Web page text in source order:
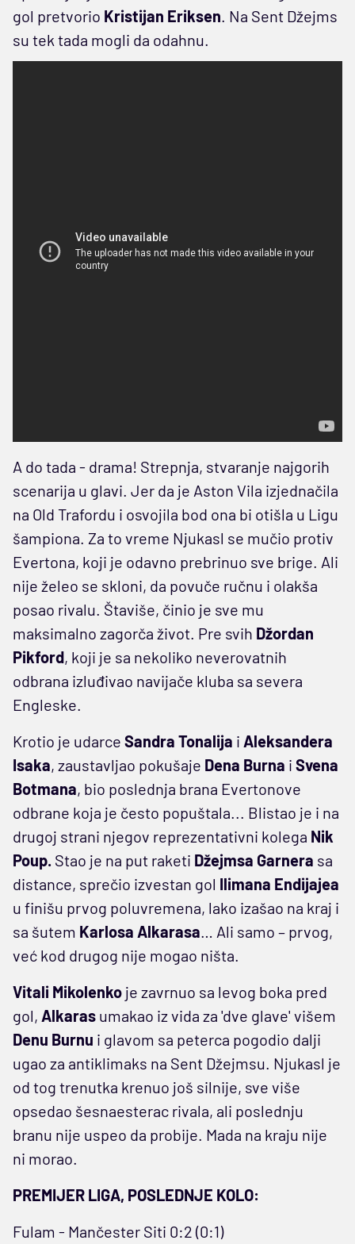
gol pretvorio Kristijan Eriksen. Na Sent Džejms
su tek tada mogli da odahnu.
A do tada - drama! Strepnja, stvaranje najgorih
scenarija u glavi. Jer da je Aston Vila izjednačila
na Old Trafordu i osvojila bod ona bi otišla u Ligu
šampiona. Za to vreme Njukasl se mučio protiv
Evertona, koji je odavno prebrinuo sve brige. Ali
nije želeo se skloni, da povuče ručnu i olakša
posao rivalu. Štaviše, činio je sve mu
maksimalno zagorča život. Pre svih Džordan
Pikford, koji je sa nekoliko neverovatnih
odbrana izluđivao navijače kluba sa severa
Engleske.
Krotio je udarce Sandra Tonalija i Aleksandera
Isaka, zaustavljao pokušaje Dena Burna i Svena
Botmana, bio poslednja brana Evertonove
odbrane koja je često popuštala... Blistao je i na
drugoj strani njegov reprezentativni kolega Nik
Poup. Stao je na put raketi Džejmsa Garnera sa
distance, sprečio izvestan gol Ilimana Endijajea
u finišu prvog poluvremena, lako izašao na kraj i
sa šutem Karlosa Alkarasa… Ali samo – prvog,
već kod drugog nije mogao ništa.
Vitali Mikolenko je zavrnuo sa levog boka pred
gol, Alkaras umakao iz vida za 'dve glave' višem
Denu Burnu i glavom sa peterca pogodio dalji
ugao za antiklimaks na Sent Džejmsu. Njukasl je
od tog trenutka krenuo još silnije, sve više
opsedao šesnaesterac rivala, ali poslednju
branu nije uspeo da probije. Mada na kraju nije
ni morao.
PREMIJER LIGA, POSLEDNJE KOLO:
Fulam - Mančester Siti 0:2 (0:1)